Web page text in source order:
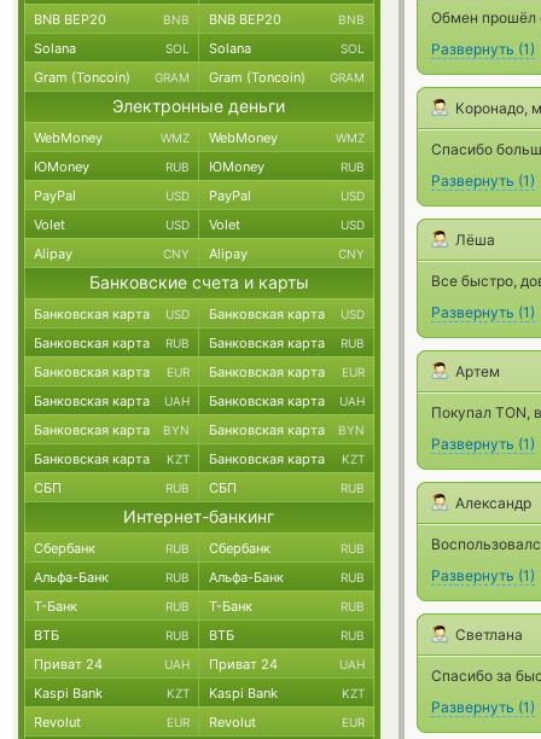
Обмен прошёл
Развернуть (1)
Коронадо, м
Спасибо
Развернуть (1)
Лёша
Все быстро,
Развернуть (1)
Артем
Покупал TON,
Развернуть (1)
Александр
Развернуть (1)
Светлана
Спасибо за
Развернуть (1)
BNB BEP20 BNB BNB BEP20 BNB
Solana SOL Solana SOL
Gram (Toncoin) GRAM Gram (Toncoin) GRAM
Электронные деньги
WebMoney WMZ WebMoney WMZ
ЮMoney RUB ЮMoney RUB
PayPal USD PayPal USD
Volet USD Volet USD
Alipay CNY Alipay CNY
Банковские счета и карты
Банковская карта USD Банковская карта USD
Банковская карта RUB Банковская карта RUB
Банковская карта EUR Банковская карта EUR
Банковская карта UAH Банковская карта UAH
Банковская карта BYN Банковская карта BYN
Банковская карта KZT Банковская карта KZT
СБП RUB СБП RUB
Интернет-банкинг
Сбербанк RUB Сбербанк RUB
Альфа-Банк RUB Альфа-Банк RUB
Т-Банк RUB Т-Банк RUB
ВТБ RUB ВТБ RUB
Приват 24 UAH Приват 24 UAH
Kaspi Bank KZT Kaspi Bank KZT
Revolut EUR Revolut EUR